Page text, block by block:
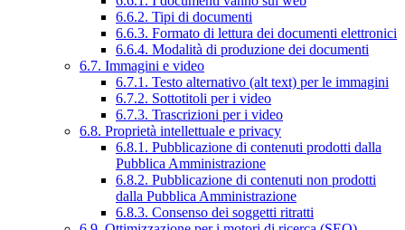
6.6.2. Tipi di documenti
6.6.3. Formato di lettura dei documenti elettronici
6.6.4. Modalità di produzione dei documenti
6.7. Immagini e video
6.7.1. Testo alternativo (alt text) per le immagini
6.7.2. Sottotitoli per i video
6.7.3. Trascrizioni per i video
6.8. Proprietà intellettuale e privacy
6.8.1. Pubblicazione di contenuti prodotti dalla
Pubblica Amministrazione
6.8.2. Pubblicazione di contenuti non prodotti
dalla Pubblica Amministrazione
6.8.3. Consenso dei soggetti ritratti